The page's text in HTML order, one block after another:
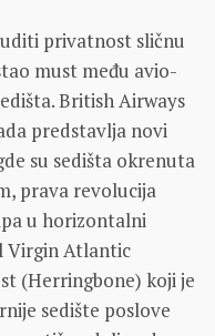
privatnost sličnu
must među avio-
British Airways
predstavlja novi
su sedišta okrenuta
prava revolucija
u horizontalni
Virgin Atlantic
(Herringbone) koji je
sedište poslove